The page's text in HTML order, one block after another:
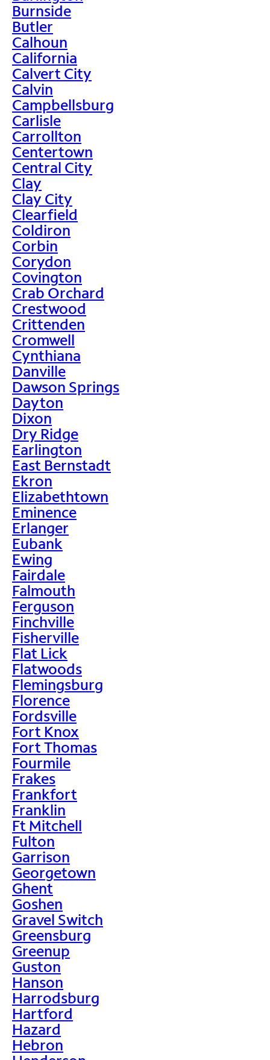
Burnside
Butler
Calhoun
California
Calvert City
Calvin
Campbellsburg
Carlisle
Carrollton
Centertown
Central City
Clay
Clay City
Clearfield
Coldiron
Corbin
Corydon
Covington
Crab Orchard
Crestwood
Crittenden
Cromwell
Cynthiana
Danville
Dawson Springs
Dayton
Dixon
Dry Ridge
Earlington
East Bernstadt
Ekron
Elizabethtown
Eminence
Erlanger
Eubank
Ewing
Fairdale
Falmouth
Ferguson
Finchville
Fisherville
Flat Lick
Flatwoods
Flemingsburg
Florence
Fordsville
Fort Knox
Fort Thomas
Fourmile
Frakes
Frankfort
Franklin
Ft Mitchell
Fulton
Garrison
Georgetown
Ghent
Goshen
Gravel Switch
Greensburg
Greenup
Guston
Hanson
Harrodsburg
Hartford
Hazard
Hebron